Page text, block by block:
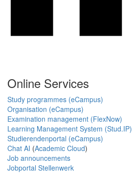
Online Services
Study programmes (eCampus)
Organisation (eCampus)
Examination management (FlexNow)
Learning Management System (Stud.IP)
Studierendenportal (eCampus)
Chat AI (Academic Cloud)
Job announcements
Jobportal Stellenwerk